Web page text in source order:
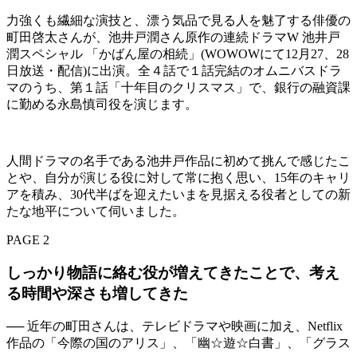
力強くも繊細な演技と、漂う気品で見る人を魅了する俳優の
町田啓太さんが、池井戸潤さん原作の連続ドラマW 池井戸
潤スペシャル 「かばん屋の相続」(WOWOWにて12月27、28
日放送・配信)に出演。全４話で１話完結のオムニバスドラ
マのうち、第１話「十年目のクリスマス」で、銀行の融資課
に勤める永島慎司役を演じます。
人間ドラマの名手である池井戸作品に初めて挑んで感じたこ
とや、自分が演じる役に対して常に抱く思い、15年のキャリ
アを積み、30代半ばを迎えたいまを見据える役者としての新
たな地平について伺いました。
PAGE 2
しっかり物語に絡む役が増えてきたことで、考え
る時間や深さも増してきた
── 近年の町田さんは、テレビドラマや映画に加え、Netflix
作品の「今際の国のアリス」、「幽☆遊☆白書」、「グラス